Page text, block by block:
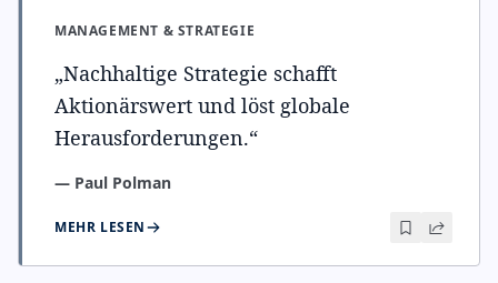
MANAGEMENT & STRATEGIE
„Nachhaltige Strategie schafft
Aktionärswert und löst globale
Herausforderungen.“
— Paul Polman
MEHR LESEN